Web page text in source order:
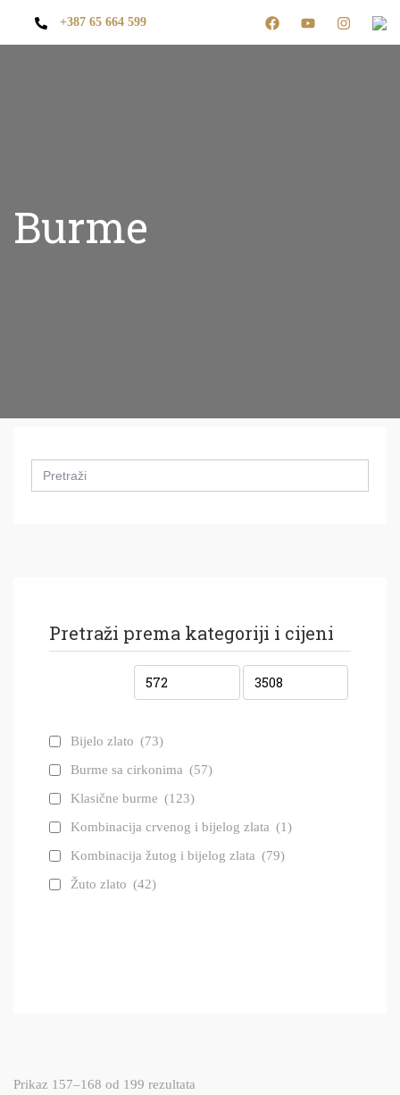
+387 65 664 599
Burme
Prikaz 157–168 od 199 rezultata
Search
for:
Pretraži prema kategoriji i cijeni
Bijelo zlato (73)
Burme sa cirkonima (57)
Klasične burme (123)
Kombinacija crvenog i bijelog zlata (1)
Kombinacija žutog i bijelog zlata (79)
Žuto zlato (42)